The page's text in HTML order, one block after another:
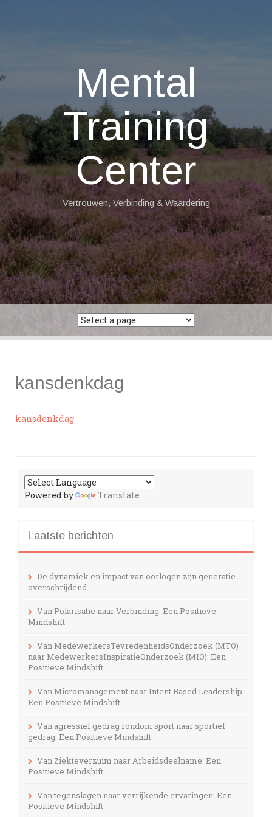
Mental
Training
Center
Vertrouwen, Verbinding & Waardering
kansdenkdag
kansdenkdag
Powered by Translate
Laatste berichten
De dynamiek en impact van oorlogen zijn generatie
overschrijdend
Van Polarisatie naar Verbinding: Een Positieve
Mindshift
Van MedewerkersTevredenheidsOnderzoek (MTO)
naar MedewerkersInspiratieOnderzoek (MIO): Een
Positieve Mindshift
Van Micromanagement naar Intent Based Leadership:
Een Positieve Mindshift
Van agressief gedrag rondom sport naar sportief
gedrag: Een Positieve Mindshift
Van Ziekteverzuim naar Arbeidsdeelname: Een
Positieve Mindshift
Van tegenslagen naar verrijkende ervaringen: Een
Positieve Mindshift